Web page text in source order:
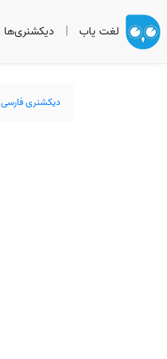
لغت یاب | دیکشنری‌ها
دیکشنری فارسی